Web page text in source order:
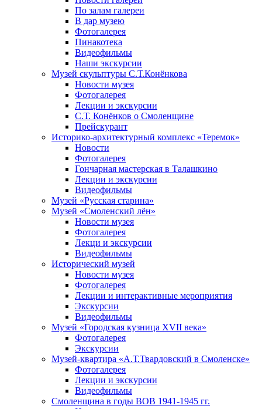
По залам галереи
В дар музею
Фотогалерея
Пинакотека
Видеофильмы
Наши экскурсии
Музей скульптуры С.Т.Конёнкова
Новости музея
Фотогалерея
Лекции и экскурсии
С.Т. Конёнков о Смоленщине
Прейскурант
Историко-архитектурный комплекс «Теремок»
Новости
Фотогалерея
Гончарная мастерская в Талашкино
Лекции и экскурсии
Видеофильмы
Музей «Русская старина»
Музей «Смоленский лён»
Новости музея
Фотогалерея
Лекци и экскурсии
Видеофильмы
Исторический музей
Новости музея
Фотогалерея
Лекции и интерактивные мероприятия
Экскурсии
Видеофильмы
Музей «Городская кузница XVII века»
Фотогалерея
Экскурсии
Музей-квартира «А.Т.Твардовский в Смоленске»
Фотогалерея
Лекции и экскурсии
Видеофильмы
Смоленщина в годы ВОВ 1941-1945 гг.